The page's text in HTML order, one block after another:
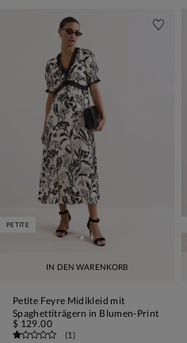
IN DEN WARENKORB
PETITE
Petite Feyre Midikleid mit
Spaghettiträgern in Blumen-Print
$ 129.00
(1)